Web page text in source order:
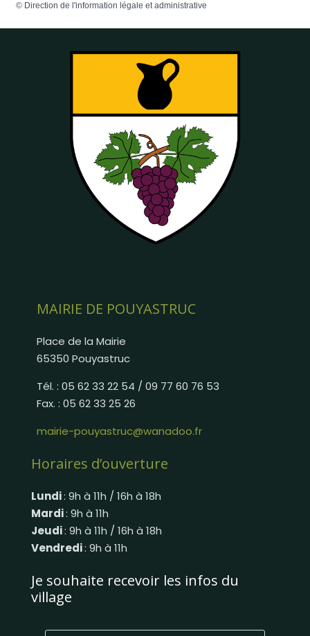
© Direction de l'information légale et administrative
MAIRIE DE POUYASTRUC
Place de la Mairie
65350 Pouyastruc
Tél. : 05 62 33 22 54 / 09 77 60 76 53
Fax. : 05 62 33 25 26
mairie-pouyastruc@wanadoo.fr
Horaires d’ouverture
Lundi: 9h à 11h / 16h à 18h
Mardi: 9h à 11h
Jeudi: 9h à 11h / 16h à 18h
Vendredi: 9h à 11h
Je souhaite recevoir les infos du
village